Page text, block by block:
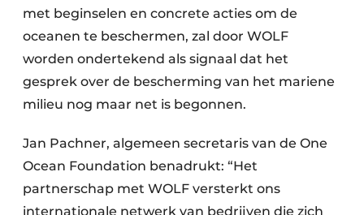
met beginselen en concrete acties om de
oceanen te beschermen, zal door WOLF
worden ondertekend als signaal dat het
gesprek over de bescherming van het mariene
milieu nog maar net is begonnen.
Jan Pachner, algemeen secretaris van de One
Ocean Foundation benadrukt: “Het
partnerschap met WOLF versterkt ons
internationale netwerk van bedrijven die zich